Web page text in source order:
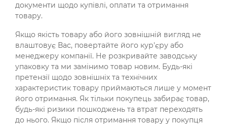
документи щодо купівлі, оплати та отримання
товару.
Якщо якість товару або його зовнішній вигляд не
влаштовує Вас, повертайте його кур'єру або
менеджеру компанії. Не розкривайте заводську
упаковку та ми замінимо товар новим. Будь-які
претензії щодо зовнішніх та технічних
характеристик товару приймаються лише у момент
його отримання. Як тільки покупець забирає товар,
будь-які ризики пошкоджень та втрат переходять
до нього. Якщо після отримання товару у покупця